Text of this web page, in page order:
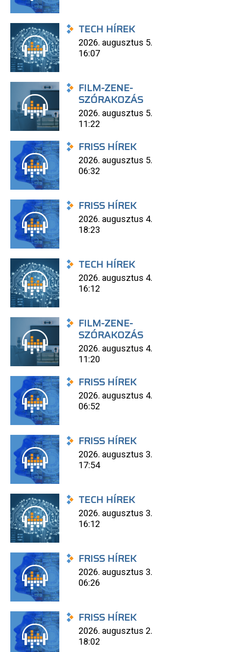
TECH HÍREK
2026. augusztus 5.
16:07
FILM-ZENE-
SZÓRAKOZÁS
2026. augusztus 5.
11:22
FRISS HÍREK
2026. augusztus 5.
06:32
FRISS HÍREK
2026. augusztus 4.
18:23
TECH HÍREK
2026. augusztus 4.
16:12
FILM-ZENE-
SZÓRAKOZÁS
2026. augusztus 4.
11:20
FRISS HÍREK
2026. augusztus 4.
06:52
FRISS HÍREK
2026. augusztus 3.
17:54
TECH HÍREK
2026. augusztus 3.
16:12
FRISS HÍREK
2026. augusztus 3.
06:26
FRISS HÍREK
2026. augusztus 2.
18:02